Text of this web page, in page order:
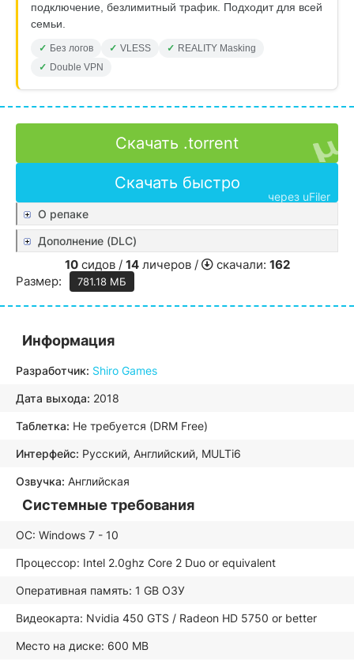
подключение, безлимитный трафик. Подходит для всей
семьи.
Без логов VLESS
REALITY Masking
Double VPN
Скачать .torrent
Скачать быстро
через uFiler
О репаке
Дополнение (DLC)
10сидов / 14личеров / скачали: 162
Размер:
781.18 МБ
Информация
Разработчик: Shiro Games
Дата выхода: 2018
Таблетка: Не требуется (DRM Free)
Интерфейс: Русский, Английский, MULTi6
Озвучка: Английская
Системные требования
ОС: Windows 7 - 10
Процессор: Intel 2.0ghz Core 2 Duo or equivalent
Оперативная память: 1 GB ОЗУ
Видеокарта: Nvidia 450 GTS / Radeon HD 5750 or better
Место на диске: 600 MB